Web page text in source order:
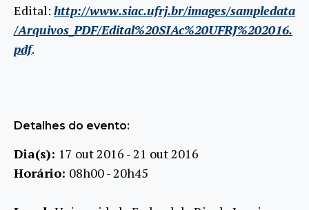
Edital: http://www.siac.ufrj.br/images/sampledata
/Arquivos_PDF/Edital%20SIAc%20UFRJ%202016.
pdf.
Detalhes do evento:
Dia(s): 17 out 2016 - 21 out 2016
Horário: 08h00 - 20h45